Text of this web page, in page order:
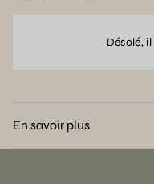
Désolé,
En savoir plus